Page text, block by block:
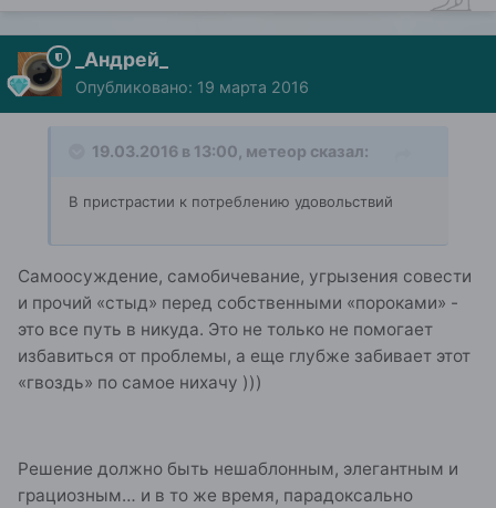
_Андрей_
Опубликовано: 19 марта 2016
19.03.2016 в 13:00, метеор сказал:
В пристрастии к потреблению удовольствий
Самоосуждение, самобичевание, угрызения совести
и прочий «стыд» перед собственными «пороками» -
это все путь в никуда. Это не только не помогает
избавиться от проблемы, а еще глубже забивает этот
«гвоздь» по самое нихачу )))
Решение должно быть нешаблонным, элегантным и
грациозным… и в то же время, парадоксально